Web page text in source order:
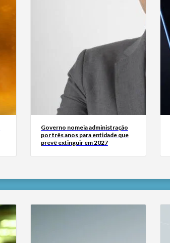
Governo nomeia administração
por três anos para entidade que
prevê extinguir em 2027